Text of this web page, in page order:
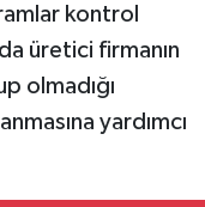
kontrol
üretici firmanın
olmadığı
yardımcı